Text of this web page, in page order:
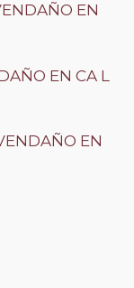
EN
EN CA L
EN